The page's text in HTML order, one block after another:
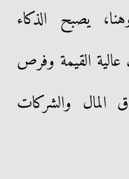
يصبح الذكاء
القيمة وفرص
المال والشركات